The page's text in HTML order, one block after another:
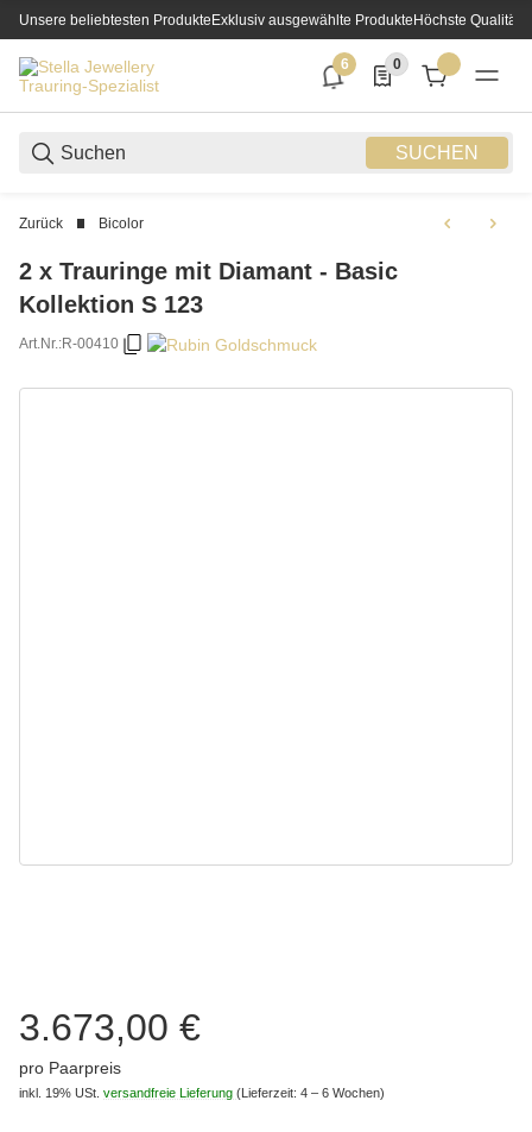
Unsere beliebtesten ProdukteExklusiv ausgewählte ProdukteHöchste Qualität
SUCHEN
6
6 neue Notifizierungen
0
0 Produkte in der
Zurück Bicolor
2 x Trauringe mit Diamant - Basic
Kollektion S 123
Art.Nr.:R-00410
3.673,00 €
pro Paarpreis
inkl. 19% USt. versandfreie Lieferung (Lieferzeit: 4 – 6 Wochen)